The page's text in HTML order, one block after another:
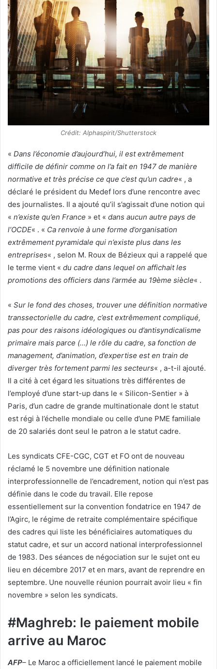
Crédit: Alphaspirit/Shutterstock
« Dans l’économie d’aujourd’hui, il est extrêmement
difficile de définir comme on l’a fait en 1947 de manière
normative et très précise ce que c’est qu’un cadre« , a
déclaré le président du Medef lors d’une rencontre avec
des journalistes. Il a ajouté qu’il s’agissait d’une notion qui
« n’existe qu’en France » et « dans aucun autre pays de
l’OCDE« . « Ca renvoie à une forme d’organisation
extrêmement pyramidale qui n’existe plus dans les
entreprises« , selon M. Roux de Bézieux qui a rappelé que
le terme vient « du cadre dans lequel on affichait les
promotions des officiers dans l’armée au 19ème siècle« .
« Sur le fond des choses, trouver une définition normative
transsectorielle du cadre, c’est extrêmement compliqué,
pas pour des raisons idéologiques ou d’antisyndicalisme
primaire mais parce (…) le rôle du cadre, sa fonction de
management, d’animation, d’expertise est en train de
diverger très fortement parmi les secteurs« , a-t-il ajouté.
Il a cité à cet égard les situations très différentes de
l’employé d’une start-up dans le « Silicon-Sentier » à
Paris, d’un cadre de grande multinationale dont le statut
est régi à l’échelle mondiale ou celle d’une PME familiale
de 20 salariés dont seul le patron a le statut cadre.
Les syndicats CFE-CGC, CGT et FO ont de nouveau
réclamé le 5 novembre une définition nationale
interprofessionnelle de l’encadrement, notion qui n’est pas
définie dans le code du travail. Elle repose
essentiellement sur la convention fondatrice en 1947 de
l’Agirc, le régime de retraite complémentaire spécifique
des cadres qui liste les bénéficiaires automatiques du
statut cadre, et sur un accord national interprofessionnel
de 1983. Des séances de négociation sur le sujet ont eu
lieu en décembre 2017 et en mars, avant de reprendre en
septembre. Une nouvelle réunion pourrait avoir lieu « fin
novembre » selon les syndicats.
#Maghreb: le paiement mobile
arrive au Maroc
AFP– Le Maroc a officiellement lancé le paiement mobile